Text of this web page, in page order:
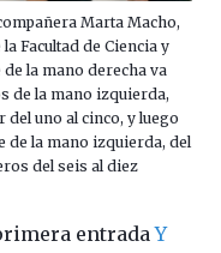
Marta Macho,
Facultad de Ciencia y
la mano derecha va
de la mano izquierda,
del uno al cinco, y luego
de la mano izquierda, del
del seis al diez
entradaY